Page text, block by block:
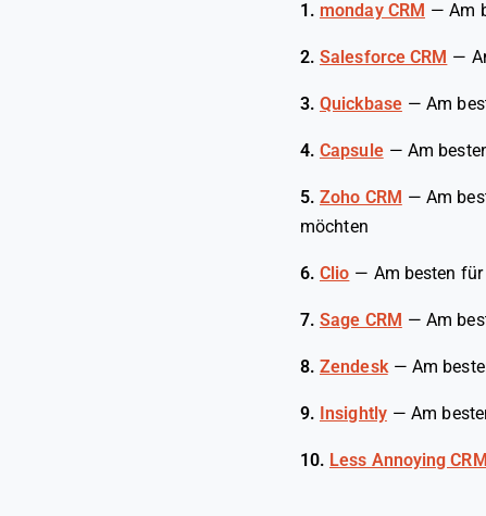
1. monday CRM —Am
2. Salesforce CRM —
3. Quickbase —Am
4. Capsule — Am
5. Zoho CRM —Am
möchten
6. Clio — Am besten
7. Sage CRM —Am
8. Zendesk — Am
9. Insightly —Am
10. Less Annoying CRM